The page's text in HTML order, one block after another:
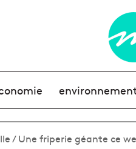
/Une friperie géante ce